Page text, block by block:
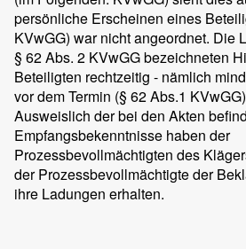
persönliche Erscheinen eines
KVwGG) war nicht angeordnet. Die
§ 62 Abs. 2 KVwGG bezeichneten
Beteiligten rechtzeitig - nämlich
vor dem Termin (§ 62 Abs.1
Ausweislich der bei den Akten
Empfangsbekenntnisse haben der
Prozessbevollmächtigten des
der Prozessbevollmächtigte der
ihre Ladungen erhalten.